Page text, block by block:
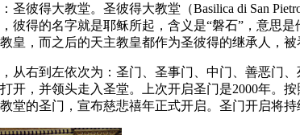
圣彼得大教堂。圣彼得大教堂（Basilica di San
彼得的名字就是耶稣所起，含义是“磐石”，意思
皇，而之后的天主教皇都作为圣彼得的继承人，被
从右到左依次为：圣门、圣事门、中门、善恶门
开，并领头走入圣堂。上次开启圣门是2000年。
堂的圣门，宣布慈悲禧年正式开启。圣门开启将